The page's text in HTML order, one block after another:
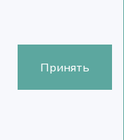
Принять